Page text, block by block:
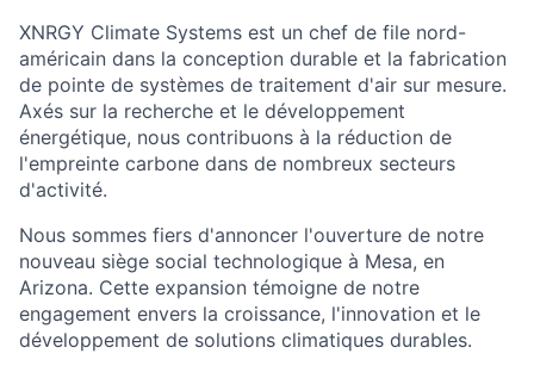
XNRGY Climate Systems est un chef de file nord-
américain dans la conception durable et la fabrication
de pointe de systèmes de traitement d'air sur mesure.
Axés sur la recherche et le développement
énergétique, nous contribuons à la réduction de
l'empreinte carbone dans de nombreux secteurs
d'activité.
Nous sommes fiers d'annoncer l'ouverture de notre
nouveau siège social technologique à Mesa, en
Arizona. Cette expansion témoigne de notre
engagement envers la croissance, l'innovation et le
développement de solutions climatiques durables.